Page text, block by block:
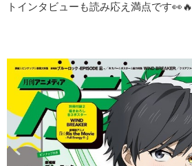
トインタビューも読み応え満点です👀🔥